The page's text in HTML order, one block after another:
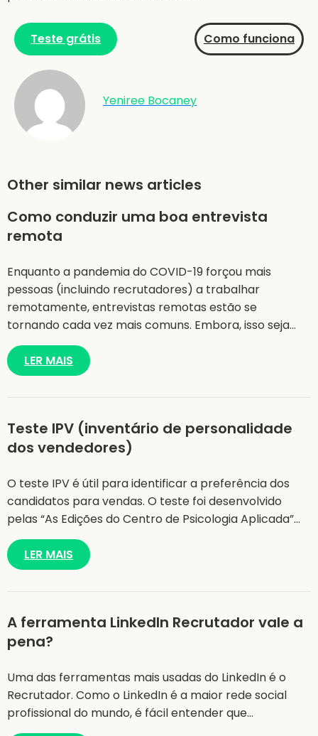
Teste grátis Como funciona
Yeniree Bocaney
Other similar news articles
Como conduzir uma boa entrevista
remota
Enquanto a pandemia do COVID-19 forçou mais
pessoas (incluindo recrutadores) a trabalhar
remotamente, entrevistas remotas estão se
tornando cada vez mais comuns. Embora, isso seja…
LER MAIS
Teste IPV (inventário de personalidade
dos vendedores)
O teste IPV é útil para identificar a preferência dos
candidatos para vendas. O teste foi desenvolvido
pelas “As Edições do Centro de Psicologia Aplicada”…
LER MAIS
A ferramenta LinkedIn Recrutador vale a
pena?
Uma das ferramentas mais usadas do LinkedIn é o
Recrutador. Como o LinkedIn é a maior rede social
profissional do mundo, é fácil entender que…